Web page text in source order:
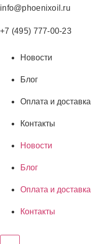
Перейти
содержимому
info@phoenixoil.ru
+7 (495) 777-00-23
Новости
Блог
Оплата и доставка
Контакты
Новости
Блог
Оплата и доставка
Контакты